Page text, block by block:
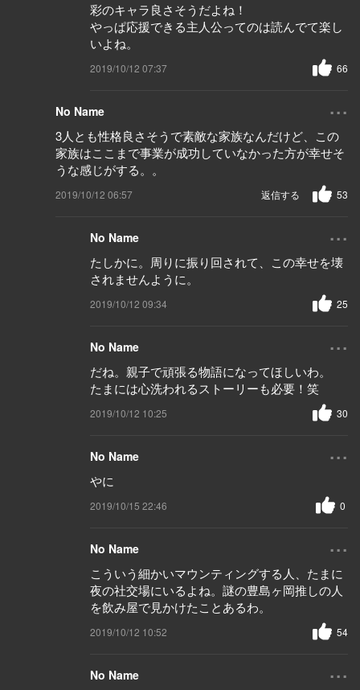
彩のキャラ良さそうだよね！
やっぱ応援できる主人公ってのは読んでて楽し
いよね。
2019/10/12 07:37 66
No Name ...
3人とも性格良さそうで素敵な家族なんだけど、この
家族はここまで事業が成功していなかった方が幸せそ
うな感じがする。。
2019/10/12 06:57 53
返信する
No Name ...
たしかに。周りに振り回されて、この幸せを壊
されませんように。
2019/10/12 09:34 25
No Name ...
だね。親子で頑張る物語になってほしいわ。
たまには心洗われるストーリーも必要！笑
2019/10/12 10:25 30
No Name ...
やに
2019/10/15 22:46 0
No Name ...
こういう細かいマウンティングする人、たまに
夜の社交場にいるよね。謎の豊島ヶ岡推しの人
を飲み屋で見かけたことあるわ。
2019/10/12 10:52 54
No Name ...